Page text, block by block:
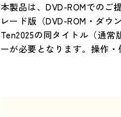
本製品は、DVD-ROMでのご
レード版（DVD-ROM・ダ
Ten2025の同タイトル（通
ーが必要となります。操作